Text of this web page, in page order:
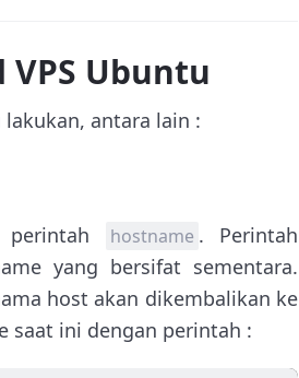
Ubuntu
antara lain :
perintah hostname . Perintah
yang bersifat sementara.
host akan dikembalikan ke
saat ini dengan perintah :